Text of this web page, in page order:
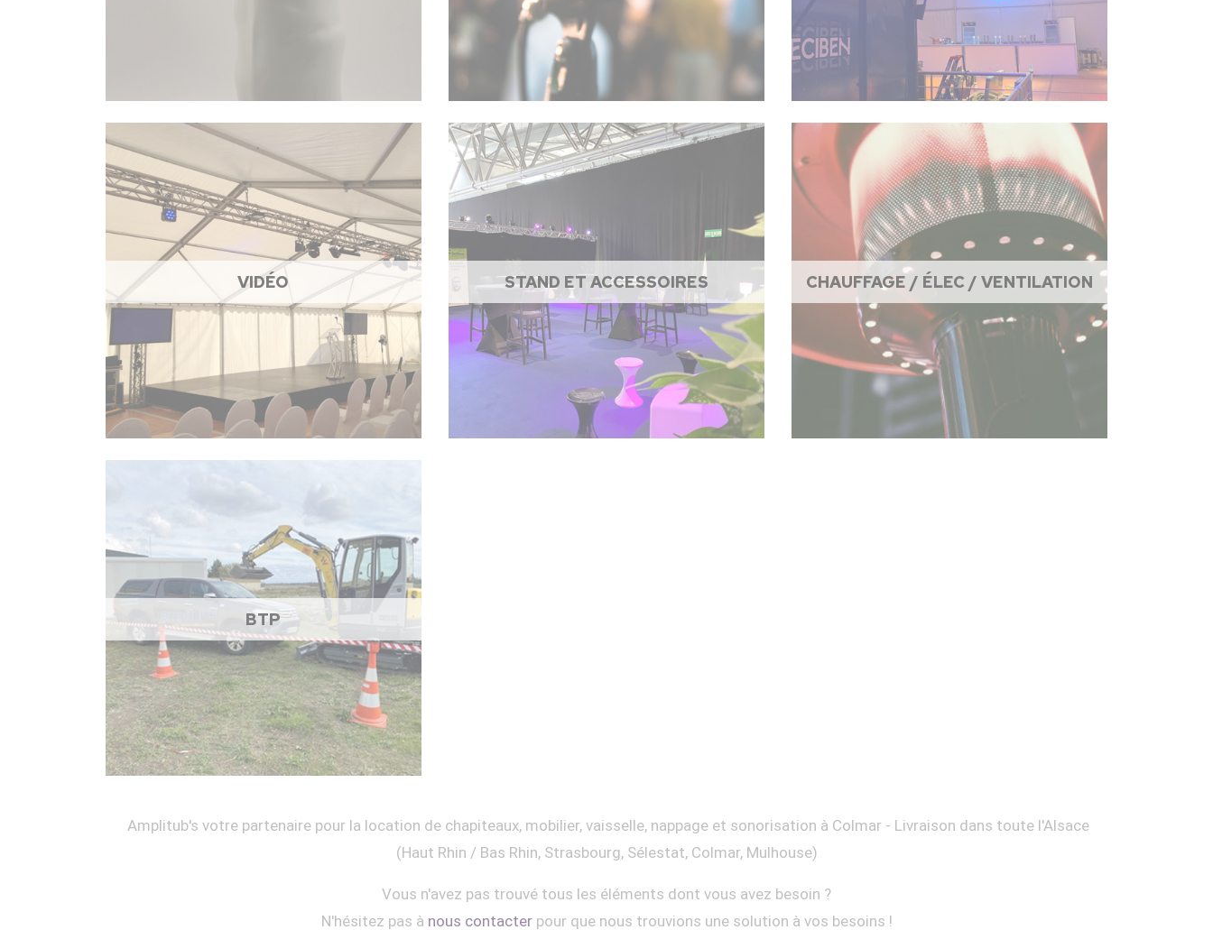
VIDÉO STAND ET ACCESSOIRES CHAUFFAGE / ÉLEC / VENTILATION
BTP
Amplitub's votre partenaire pour la location de chapiteaux, mobilier, vaisselle, nappage et sonorisation à Colmar - Livraison dans toute l'Alsace
(Haut Rhin / Bas Rhin, Strasbourg, Sélestat, Colmar, Mulhouse)
Vous n'avez pas trouvé tous les éléments dont vous avez besoin ?
N'hésitez pas à nous contacterpour que nous trouvions une solution à vos besoins !